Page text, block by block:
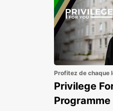
Profitez de chaque
Privilege
Programme